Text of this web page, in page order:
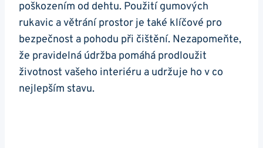
poškozením ‍od dehtu. Použití gumových
⁢rukavic⁢ a větrání ​prostor je ⁣také klíčové ⁣pro
⁤bezpečnost a⁢ pohodu při ‌čištění. Nezapomeňte,
že ​pravidelná​ údržba pomáhá prodloužit
životnost vašeho ‌interiéru a udržuje ⁢ho ⁣v co⁣
nejlepším stavu.